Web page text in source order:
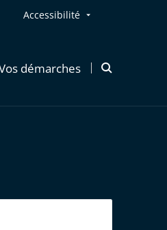
Accessibilité
démarches
Ouvrir